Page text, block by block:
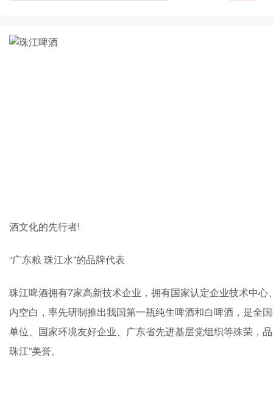
酒文化的先行者!
“广东粮 珠江水”的品牌代表
珠江啤酒拥有7家高新技术企业，拥有国家认定企业技术中
内空白，率先研制推出我国第一瓶纯生啤酒和白啤酒，是全
单位、国家环境友好企业、广东省先进基层党组织等殊荣，
珠江”美誉。